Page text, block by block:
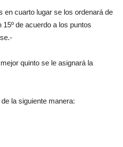
en cuarto lugar se los ordenará de
15º de acuerdo a los puntos
quinto se le asignará la
la siguiente manera: